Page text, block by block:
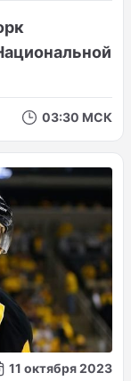
03:30 МСК
11 октября 2023